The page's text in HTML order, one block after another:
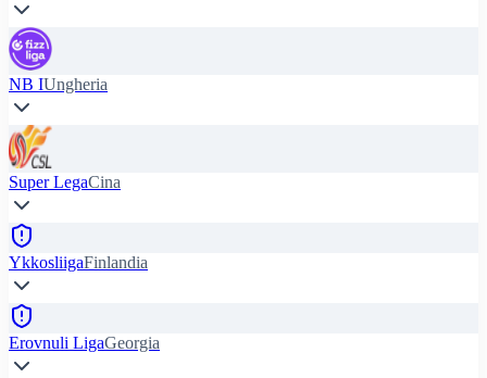
NB IUngheria
Super LegaCina
YkkosliigaFinlandia
Erovnuli LigaGeorgia